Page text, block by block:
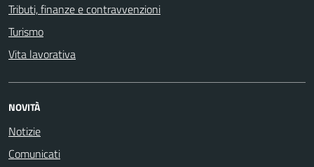
Tributi, finanze e contravvenzioni
Turismo
Vita lavorativa
NOVITÀ
Notizie
Comunicati